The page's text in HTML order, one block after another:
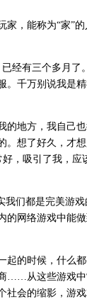
，能称为“家”的
经有三个多月了
。千万别说我是
地方，我自己
。想了好久，才
，吸引了我，应
们都是完美游戏
的网络游戏中能
的时候，什么
……从这些游戏
社会的缩影，游